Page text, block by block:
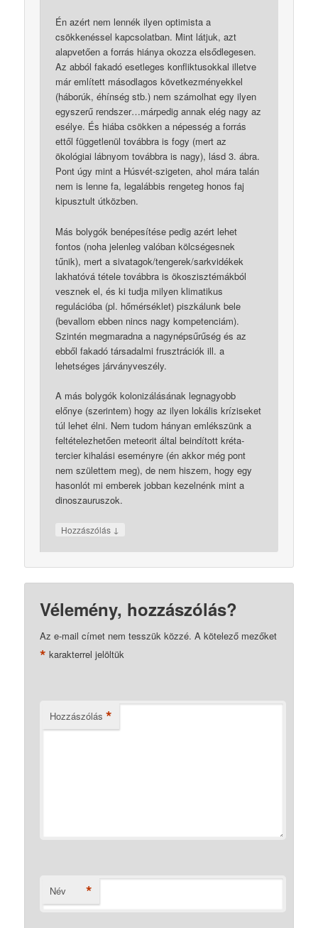
Én azért nem lennék ilyen optimista a
csökkenéssel kapcsolatban. Mint látjuk, azt
alapvetően a forrás hiánya okozza elsődlegesen.
Az abból fakadó esetleges konfliktusokkal illetve
már említett másodlagos következményekkel
(háborúk, éhínség stb.) nem számolhat egy ilyen
egyszerű rendszer…márpedig annak elég nagy az
esélye. És hiába csökken a népesség a forrás
ettől függetlenül továbbra is fogy (mert az
ökológiai lábnyom továbbra is nagy), lásd 3. ábra.
Pont úgy mint a Húsvét-szigeten, ahol mára talán
nem is lenne fa, legalábbis rengeteg honos faj
kipusztult útközben.
Más bolygók benépesítése pedig azért lehet
fontos (noha jelenleg valóban kölcségesnek
tűnik), mert a sivatagok/tengerek/sarkvidékek
lakhatóvá tétele továbbra is ökoszisztémákból
vesznek el, és ki tudja milyen klimatikus
regulációba (pl. hőmérséklet) piszkálunk bele
(bevallom ebben nincs nagy kompetenciám).
Szintén megmaradna a nagynépsűrűség és az
ebből fakadó társadalmi frusztrációk ill. a
lehetséges járványveszély.
A más bolygók kolonizálásának legnagyobb
előnye (szerintem) hogy az ilyen lokális kríziseket
túl lehet élni. Nem tudom hányan emlékszünk a
feltételezhetően meteorit által beindított kréta-
tercier kihalási eseményre (én akkor még pont
nem születtem meg), de nem hiszem, hogy egy
hasonlót mi emberek jobban kezelnénk mint a
dinoszauruszok.
Hozzászólás ↓
Vélemény, hozzászólás?
Az e-mail címet nem tesszük közzé. A kötelező mezőket
* karakterrel jelöltük
Hozzászólás *
Név *